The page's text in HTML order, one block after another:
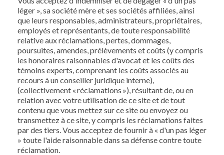
léger », sa société mère et ses sociétés affiliées, ainsi
que leurs responsables, administrateurs, propriétaires,
employés et représentants, de toute responsabilité
relative aux réclamations, pertes, dommages,
poursuites, amendes, prélèvements et coûts (y compris
les honoraires raisonnables d'avocat et les coûts des
témoins experts, comprenant les coûts associés au
recours à un conseiller juridique interne),
(collectivement « réclamations »), résultant de, ou en
relation avec votre utilisation de ce site et de tout
contenu que vous mettez sur ce site ou envoyez ou
transmettez à ce site, y compris les réclamations faites
par des tiers. Vous acceptez de fournir à « d'un pas léger
» toute l'aide raisonnable dans sa défense contre toute
réclamation.